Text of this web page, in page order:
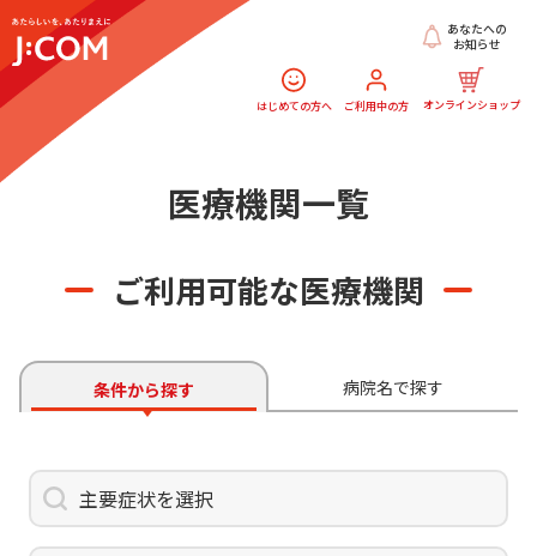
はじめての方へ ご利用中の方 オンラインショップ
あなたへの
お知らせ
医療機関一覧
ご利用可能な医療機関
条件から探す 病院名で探す
主要症状を選択